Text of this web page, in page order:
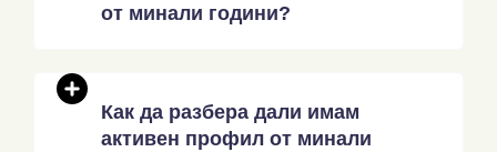
от минали години?
Как да разбера дали имам
активен профил от минали